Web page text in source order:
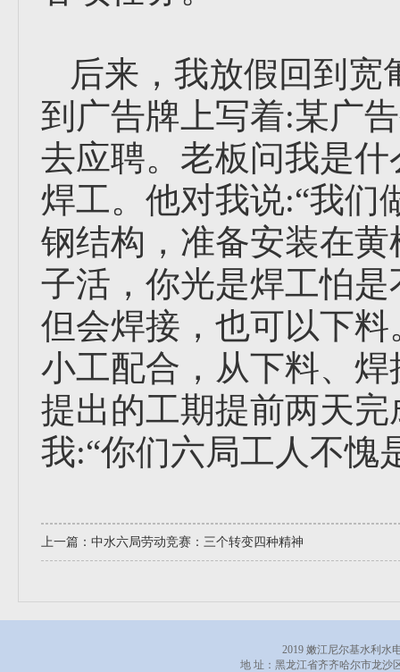
后来，我放假回到
到广告牌上写着:某广
去应聘。老板问我是
焊工。他对我说:“我们
钢结构，准备安装在
子活，你光是焊工怕
但会焊接，也可以下
小工配合，从下料、
提出的工期提前两天
我:“你们六局工人不愧
上一篇： 中水六局劳动竞赛：三个转变四种精神
2019 嫩江尼尔基水利水
地 址：黑龙江省齐齐哈尔市龙